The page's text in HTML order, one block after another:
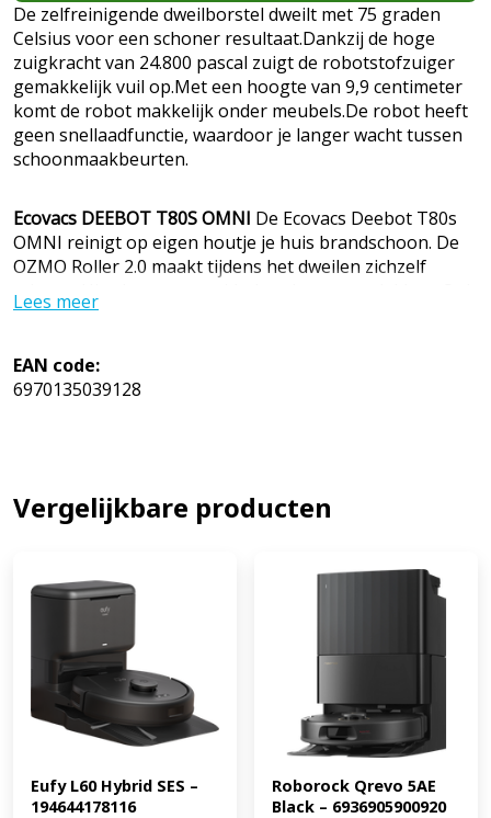
De zelfreinigende dweilborstel dweilt met 75 graden
Celsius voor een schoner resultaat.Dankzij de hoge
zuigkracht van 24.800 pascal zuigt de robotstofzuiger
gemakkelijk vuil op.Met een hoogte van 9,9 centimeter
komt de robot makkelijk onder meubels.De robot heeft
geen snellaadfunctie, waardoor je langer wacht tussen
schoonmaakbeurten.
Ecovacs DEEBOT T80S OMNI De Ecovacs Deebot T80s
OMNI reinigt op eigen houtje je huis brandschoon. De
OZMO Roller 2.0 maakt tijdens het dweilen zichzelf
schoon. Hierdoor verspreidt de robot geen vlekken. Ook
gebruikt de robot dweilwater van 75 graden Celsius
24.800 pascal zuigt de robot gemakkelijk vuil uit je tapijt.
Met de zijborstels zuigt de robot ook stof uit lastige
hij zichzelf in het basisstation. Je bestuurt de
robotstofzuiger gemakkelijk in de app, ook als je niet
aanbiedingen van alle Ecovacs robotstofzuigers en
ontvang de laagste prijs.
Lees meer
EAN code:
6970135039128
Vergelijkbare producten
Eufy L60 Hybrid SES –
194644178116
Roborock Qrevo 5AE
Black – 6936905900920